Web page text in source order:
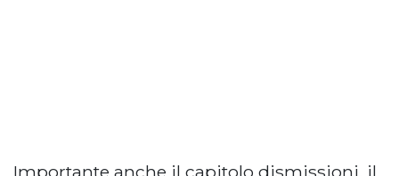
Importante anche il capitolo dismissioni, il